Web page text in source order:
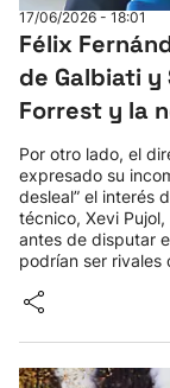
17/06/2026 - 18:01
Félix
de Galbiati y
Forrest y la
Por otro lado, el
expresado su
desleal” el interés
técnico, Xevi
antes de disputar
podrían ser rivales